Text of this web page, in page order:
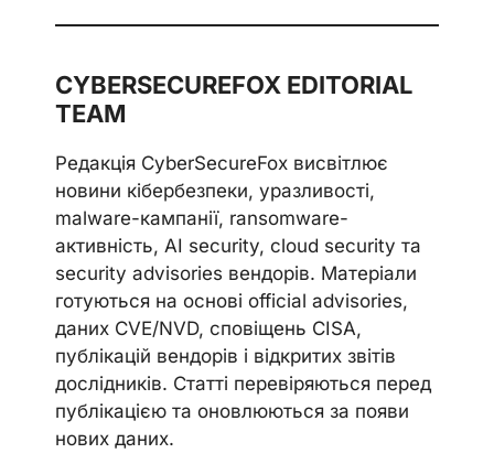
CYBERSECUREFOX EDITORIAL
TEAM
Редакція CyberSecureFox висвітлює
новини кібербезпеки, уразливості,
malware-кампанії, ransomware-
активність, AI security, cloud security та
security advisories вендорів. Матеріали
готуються на основі official advisories,
даних CVE/NVD, сповіщень CISA,
публікацій вендорів і відкритих звітів
дослідників. Статті перевіряються перед
публікацією та оновлюються за появи
нових даних.